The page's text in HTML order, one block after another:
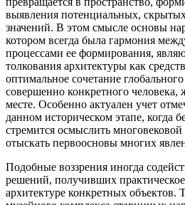
выявления потенциальных,
значений. В этом смысле основы
котором всегда была гармония
процессами ее формирования,
толкования архитектуры как
оптимальное сочетание
совершенно конкретного
месте. Особенно актуален учет
данном историческом этапе, когда
стремится осмыслить многовековой
отыскать первоосновы многих
Подобные воззрения иногда
решений, получивших
архитектуре конкретных объектов.